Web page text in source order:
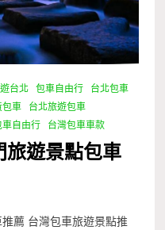
台北 包車自由行
台北包車
包車
台北旅遊包車
車自由行 台灣包車車款
旅遊景點包車
薦 台灣包車旅遊景點推